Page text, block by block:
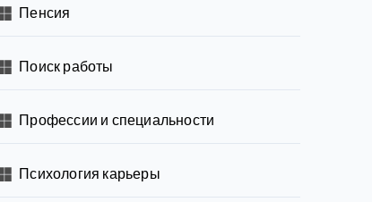
Пенсия
Поиск работы
Профессии и специальности
Психология карьеры